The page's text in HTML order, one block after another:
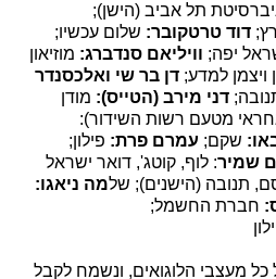
תל אביב (הישן);
דוד טרטקובר: שלום עכשיו;
יפה; וויליאם סנדברג: מוזיאון
ויצמן למדע; דן בר שי ואלכסנדר
דני מירב (הטייס): מודן
מטעם רשות השידור):
שקם; עמרם פרת: פילון;
שמיר: לוף, קוטג', דואר ישראל
תנובה (הישנים); שלמה ניאגו:
חברת החשמל;
מעצבי הלוגואים, ונשמח לקבל